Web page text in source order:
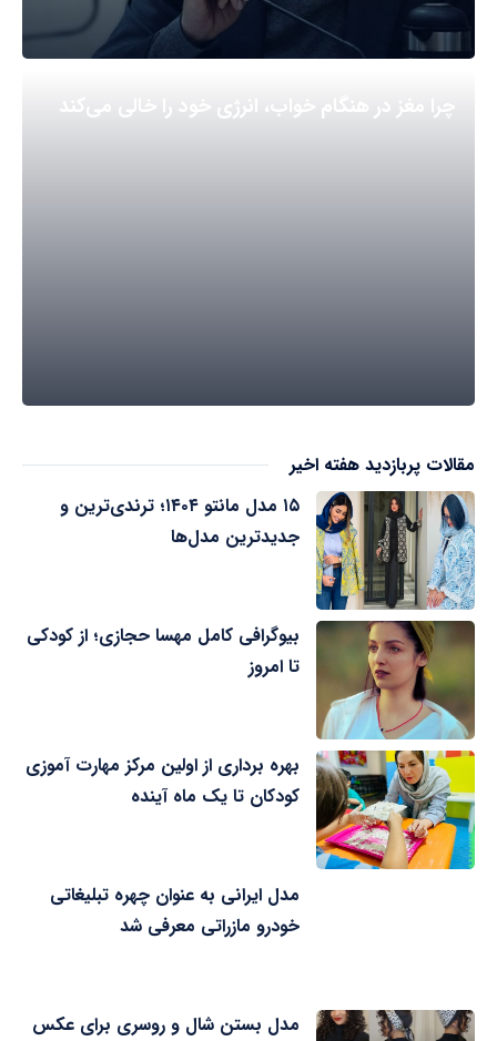
چرا مغز در هنگام خواب، انرژی خود را خالی می‌کند
مقالات پربازدید هفته اخیر
۱۵ مدل مانتو ۱۴۰۴؛ ترندی‌ترین و
جدیدترین مدل‌ها
بیوگرافی کامل مهسا حجازی؛ از کودکی
تا امروز
بهره برداری از اولین مرکز مهارت آموزی
کودکان تا یک ماه آینده
مدل ایرانی به عنوان چهره تبلیغاتی
خودرو مازراتی معرفی شد
مدل بستن شال و روسری برای عکس